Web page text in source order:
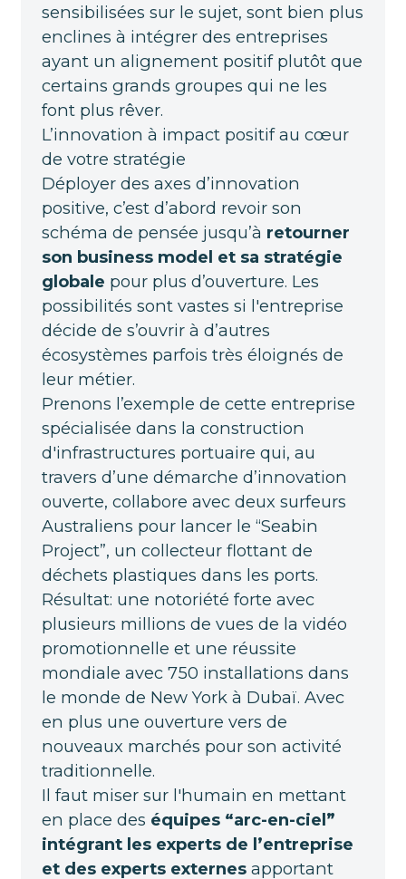
sensibilisées sur le sujet, sont bien plus
enclines à intégrer des entreprises
ayant un alignement positif plutôt que
certains grands groupes qui ne les
font plus rêver.
L’innovation à impact positif au cœur
de votre stratégie
Déployer des axes d’innovation
positive, c’est d’abord revoir son
schéma de pensée jusqu’à retourner
son business model et sa stratégie
globale pour plus d’ouverture. Les
possibilités sont vastes si l'entreprise
décide de s’ouvrir à d’autres
écosystèmes parfois très éloignés de
leur métier.
Prenons l’exemple de cette entreprise
spécialisée dans la construction
d'infrastructures portuaire qui, au
travers d’une démarche d’innovation
ouverte, collabore avec deux surfeurs
Australiens pour lancer le “Seabin
Project”, un collecteur flottant de
déchets plastiques dans les ports.
Résultat: une notoriété forte avec
plusieurs millions de vues de la vidéo
promotionnelle et une réussite
mondiale avec 750 installations dans
le monde de New York à Dubaï. Avec
en plus une ouverture vers de
nouveaux marchés pour son activité
traditionnelle.
Il faut miser sur l'humain en mettant
en place des équipes “arc-en-ciel”
intégrant les experts de l’entreprise
et des experts externesapportant